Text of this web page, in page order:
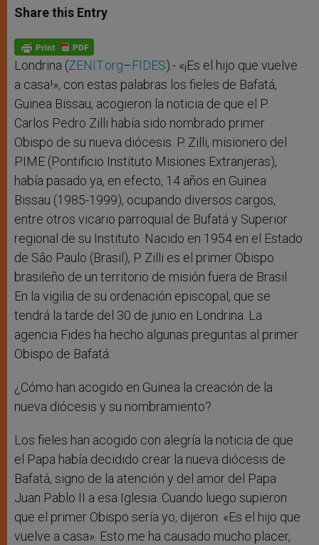
t
s
p
p
s
e
g
e
r
e
b
o
k
Share this Entry
Londrina (ZENIT.org–FIDES).- «¡Es el hijo que vuelve
a casa!», con estas palabras los fieles de Bafatá,
Guinea Bissau, acogieron la noticia de que el P.
Carlos Pedro Zilli había sido nombrado primer
Obispo de su nueva diócesis. P. Zilli, misionero del
PIME (Pontificio Instituto Misiones Extranjeras),
había pasado ya, en efecto, 14 años en Guinea
Bissau (1985-1999), ocupando diversos cargos,
entre otros vicario parroquial de Bufatá y Superior
regional de su Instituto. Nacido en 1954 en el Estado
de Sâo Paulo (Brasil), P. Zilli es el primer Obispo
brasileño de un territorio de misión fuera de Brasil.
En la vigilia de su ordenación episcopal, que se
tendrá la tarde del 30 de junio en Londrina. La
agencia Fides ha hecho algunas preguntas al primer
Obispo de Bafatá:
¿Cómo han acogido en Guinea la creación de la
nueva diócesis y su nombramiento?
Los fieles han acogido con alegría la noticia de que
el Papa había decidido crear la nueva diócesis de
Bafatá, signo de la atención y del amor del Papa
Juan Pablo II a esa Iglesia. Cuando luego supieron
que el primer Obispo sería yo, dijeron: «Es el hijo que
vuelve a casa». Esto me ha causado mucho placer,